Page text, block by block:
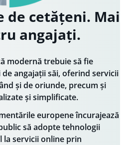
de cetățeni. Mai
angajați.
modernă trebuie să fie
angajații săi, oferind servicii
și de oriunde, precum și
și simplificate.
europene încurajează
să adopte tehnologii
la servicii online prin